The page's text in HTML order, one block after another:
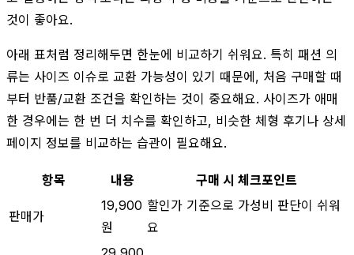
것이 좋아요.
아래 표처럼 정리해두면 한눈에 비교하기 쉬워요. 특히 패션 의
류는 사이즈 이슈로 교환 가능성이 있기 때문에, 처음 구매할 때
부터 반품/교환 조건을 확인하는 것이 중요해요. 사이즈가 애매
한 경우에는 한 번 더 치수를 확인하고, 비슷한 체형 후기나 상세
페이지 정보를 비교하는 습관이 필요해요.
항목 내용 구매 시 체크포인트
판매가
19,900
원
할인가 기준으로 가성비 판단이 쉬워
요